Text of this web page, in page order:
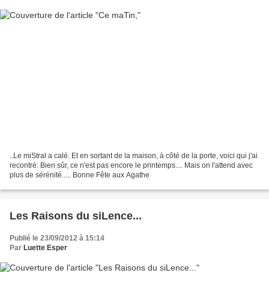
..Le miStral a calé. Et en sortant de la maison, à côté de la porte, voici qui j'ai
recontré: Bien sûr, ce n'est pas encore le printemps.... Mais on l'attend avec
plus de sérénité..... Bonne Fête aux Agathe
Les Raisons du siLence...
Publié le 23/09/2012 à 15:14
Par Luette Esper